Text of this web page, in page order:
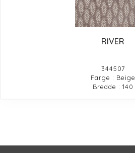
RIVER
344507
Farge : Beige
Bredde : 140